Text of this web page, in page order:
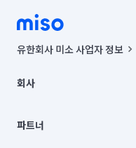
유한회사 미소 사업자 정보
00019 |
주소 | 본사: 서울특별시 종로
컨택센터 : 서울특별시 종로구
회사
채용
파트너